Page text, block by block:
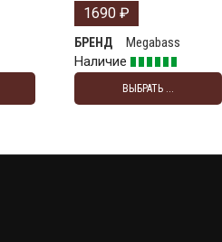
1690 ₽
БРЕНД
Megabass
Наличие
ВЫБРАТЬ ...